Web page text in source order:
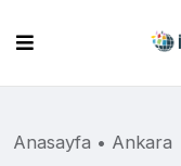
content
Anasayfa • Ankara